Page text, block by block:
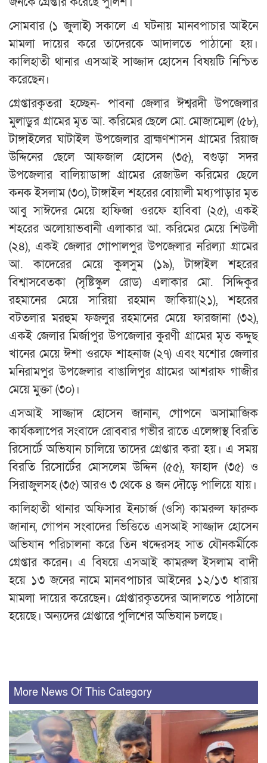
সোমবার (১ জুলাই) সকালে এ ঘটনায় মানবপাচার আইনে
মামলা দায়ের করে তাদেরকে আদালতে পাঠানো হয়।
কালিহাতী থানার এসআই সাজ্জাদ হোসেন বিষয়টি নিশ্চিত
করেছেন।
গ্রেপ্তারকৃতরা হচ্ছেন- পাবনা জেলার ঈশ্বরদী উপজেলার
মুলাডুর গ্রামের মৃত আ. করিমের ছেলে মো. মোজাম্মেল (৫৮),
টাঙ্গাইলের ঘাটাইল উপজেলার ব্রাহ্মণশাসন গ্রামের রিয়াজ
উদ্দিনের ছেলে আফজাল হোসেন (৩৫), বগুড়া সদর
উপজেলার বালিয়াডাঙ্গা গ্রামের রেজাউল করিমের ছেলে
কনক ইসলাম (৩০), টাঙ্গাইল শহরের বোয়ালী মধ্যপাড়ার মৃত
আবু সাঈদের মেয়ে হাফিজা ওরফে হাবিবা (২৫), একই
শহরের অলোয়াভবানী এলাকার আ. করিমের মেয়ে শিউলী
(২৪), একই জেলার গোপালপুর উপজেলার নরিল্যা গ্রামের
আ. কাদেরের মেয়ে কুলসুম (১৯), টাঙ্গাইল শহরের
বিশ্বাসবেতকা (সৃষ্টিস্কুল রোড) এলাকার মো. সিদ্দিকুর
রহমানের মেয়ে সারিয়া রহমান জাকিয়া(২১), শহরের
বটতলার মরহুম ফজলুর রহমানের মেয়ে ফারজানা (৩২),
একই জেলার মির্জাপুর উপজেলার কুরণী গ্রামের মৃত কদ্দুছ
খানের মেয়ে ঈশা ওরফে শাহনাজ (২৭) এবং যশোর জেলার
মনিরামপুর উপজেলার বাঙালিপুর গ্রামের আশরাফ গাজীর
মেয়ে মুক্তা (৩০)।
এসআই সাজ্জাদ হোসেন জানান, গোপনে অসামাজিক
কার্যকলাপের সংবাদে রোববার গভীর রাতে এলেঙ্গাস্থ বিরতি
রিসোর্টে অভিযান চালিয়ে তাদের গ্রেপ্তার করা হয়। এ সময়
বিরতি রিসোর্টের মোসলেম উদ্দিন (৫৫), ফাহাদ (৩৫) ও
সিরাজুলসহ (৩৫) আরও ৩ থেকে ৪ জন দৌড়ে পালিয়ে যায়।
কালিহাতী থানার অফিসার ইনচার্জ (ওসি) কামরুল ফারুক
জানান, গোপন সংবাদের ভিত্তিতে এসআই সাজ্জাদ হোসেন
অভিযান পরিচালনা করে তিন খদ্দেরসহ সাত যৌনকর্মীকে
গ্রেপ্তার করেন। এ বিষয়ে এসআই কামরুল ইসলাম বাদী
হয়ে ১৩ জনের নামে মানবপাচার আইনের ১২/১৩ ধারায়
মামলা দায়ের করেছেন। গ্রেপ্তারকৃতদের আদালতে পাঠানো
হয়েছে। অন্যদের গ্রেপ্তারে পুলিশের অভিযান চলছে।
More News Of This Category